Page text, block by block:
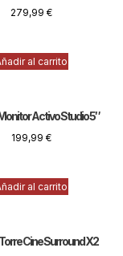
279,99 €
al carrito
Activo Studio 5″
199,99 €
al carrito
Cine Surround X2